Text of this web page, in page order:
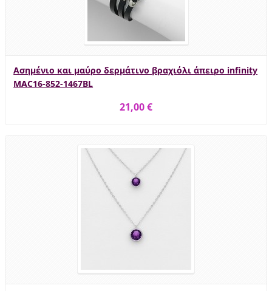
Ασημένιο και μαύρο δερμάτινο βραχιόλι άπειρο infinity
MAC16-852-1467BL
21,00 €